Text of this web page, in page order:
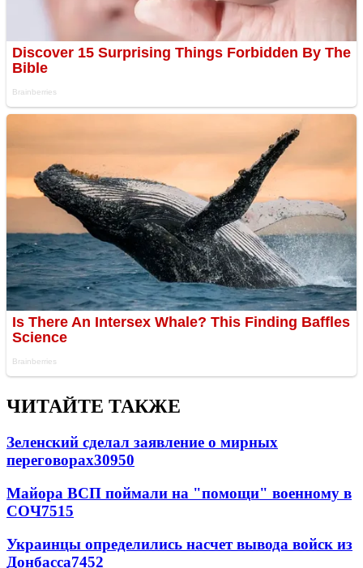
ЧИТАЙТЕ ТАКЖЕ
Зеленский сделал заявление о мирных
переговорах30950
Майора ВСП поймали на "помощи" военному в
СОЧ7515
Украинцы определились насчет вывода войск из
Донбасса7452